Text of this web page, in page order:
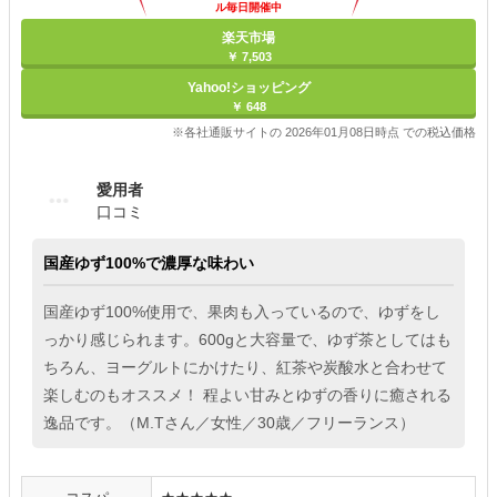
ル毎日開催中
楽天市場
￥ 7,503
Yahoo!ショッピング
￥ 648
※各社通販サイトの 2026年01月08日時点 での税込価格
愛用者
口コミ
国産ゆず100%で濃厚な味わい
国産ゆず100%使用で、果肉も入っているので、ゆずをし
っかり感じられます。600gと大容量で、ゆず茶としてはも
ちろん、ヨーグルトにかけたり、紅茶や炭酸水と合わせて
楽しむのもオススメ！ 程よい甘みとゆずの香りに癒される
逸品です。（M.Tさん／女性／30歳／フリーランス）